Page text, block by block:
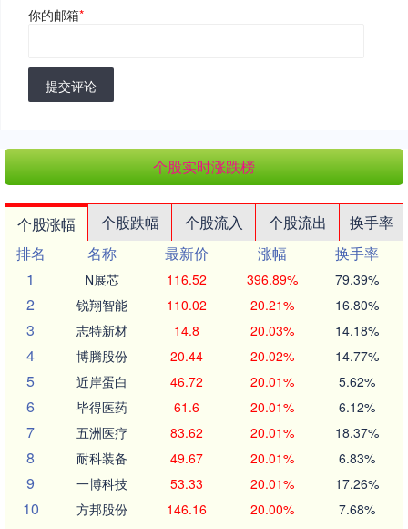
你的邮箱*
提交评论
个股实时涨跌榜
个股涨幅 个股跌幅 个股流入 个股流出
换手率
排名
名称 最新价 涨幅
换手率
1
N展芯 116.52 396.89% 79.39%
2 锐翔智能 110.02 20.21% 16.80%
3 志特新材 14.8 20.03% 14.18%
4 博腾股份 20.44 20.02% 14.77%
5 近岸蛋白 46.72 20.01% 5.62%
6 毕得医药 61.6 20.01% 6.12%
7 五洲医疗 83.62 20.01% 18.37%
8 耐科装备 49.67 20.01% 6.83%
9 一博科技 53.33 20.01% 17.26%
10 方邦股份 146.16 20.00% 7.68%